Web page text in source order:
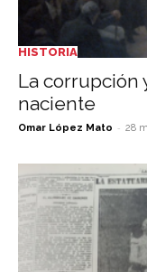
HISTORIA
La corrupción
naciente
Omar López Mato - 28